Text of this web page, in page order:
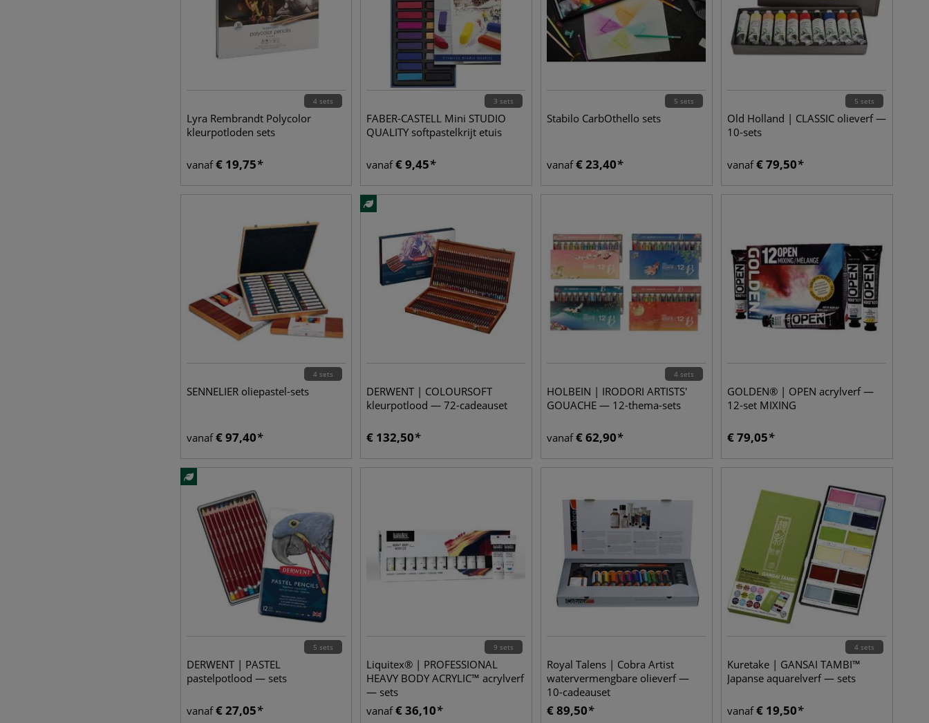
4 sets
Lyra Rembrandt Polycolor
kleurpotloden sets
vanaf € 19,75
3 sets
FABER-CASTELL Mini STUDIO
QUALITY softpastelkrijt etuis
vanaf €9,45
5 sets
Stabilo CarbOthello sets
vanaf €23,40
5 sets
Old Holland | CLASSIC olieverf —
10-sets
vanaf €79,50
4 sets
SENNELIER oliepastel-sets
vanaf €97,40
DERWENT | COLOURSOFT
kleurpotlood — 72-cadeauset
€ 132,50
4 sets
HOLBEIN | IRODORI ARTISTS'
GOUACHE — 12-thema-sets
vanaf €62,90
GOLDEN® | OPEN acrylverf —
12-set MIXING
€79,05
5 sets
DERWENT | PASTEL
pastelpotlood — sets
vanaf €27,05
9 sets
Liquitex® | PROFESSIONAL
HEAVY BODY ACRYLIC™ acrylverf
— sets
vanaf €36,10
Royal Talens | Cobra Artist
watervermengbare olieverf —
10-cadeauset
€89,50
4 sets
Kuretake | GANSAI TAMBI™
Japanse aquarelverf — sets
vanaf € 19,50